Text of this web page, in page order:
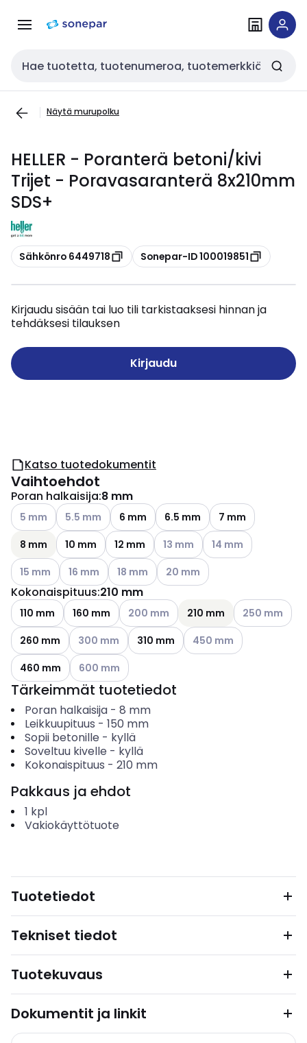
navigointiinsisältöön
Haku
Näytä murupolku
HELLER - Poranterä betoni/kivi
Trijet - Poravasaranterä 8x210mm
SDS+
Kopioi
Sähkönro 6449718 Kopioi
Sonepar-ID 100019851
Kirjaudu sisään tai luo tili tarkistaaksesi hinnan ja
tehdäksesi tilauksen
Kirjaudu
Katso tuotedokumentit
Vaihtoehdot
Poran halkaisija:8 mm
Katso käytettävissä olevat vaihtoehdot
5 mm Katso käytettävissä olevat vaihtoehdot
5.5 mm 6 mm 6.5 mm
7 mm
8 mm
10 mm 12 mm Katso käytettävissä olevat
13 mm Katso käytettävissä
14 mm
Katso käytettävissä olevat vaihtoehdot
15 mm Katso käytettävissä olevat vaihtoehdot
16 mm Katso käytettävissä olevat vaihtoehdot
18 mm Katso käytettävissä olevat
20 mm
Kokonaispituus:210 mm
110 mm 160 mm Katso käytettävissä olevat vaihtoehdot
200 mm 210 mm Katso
250 mm
260 mm
Katso käytettävissä olevat vaihtoehdot
300 mm 310 mm Katso käytettävissä
450 mm
460 mm
Katso käytettävissä olevat vaihtoehdot
600 mm
Tärkeimmät tuotetiedot
Poran halkaisija- 8 mm
Leikkuupituus - 150 mm
Sopii betonille - kyllä
Soveltuu kivelle - kyllä
Kokonaispituus - 210 mm
Pakkaus ja ehdot
1 kpl
Vakiokäyttötuote
Tuotetiedot
Tekniset tiedot
Tuotekuvaus
Dokumentit ja linkit